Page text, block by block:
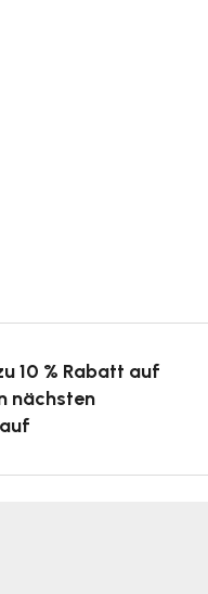
10 % Rabatt auf
nächsten